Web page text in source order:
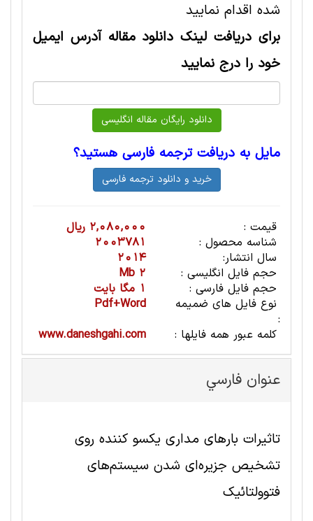
شده اقدام نمایید
برای دریافت لینک دانلود مقاله آدرس ایمیل
خود را درج نمایید
مایل به دریافت ترجمه فارسی هستید؟
قیمت :
2,080,000 ریال
شناسه محصول :
2003781
سال انتشار:
2014
حجم فایل انگلیسی :
2 Mb
حجم فایل فارسی :
1 مگا بایت
نوع فایل های ضمیمه
:
Pdf+Word
کلمه عبور همه فایلها :
www.daneshgahi.com
عنوان فارسي
تاثیرات بارهای مداری یکسو کننده روی
تشخیص جزیره‌ای شدن سیستم‌های
فتوولتائیک